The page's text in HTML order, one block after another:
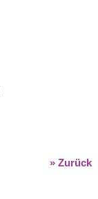
» Zurück